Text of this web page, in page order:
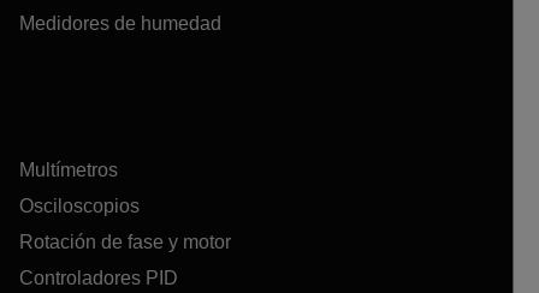
Medidores de humedad
Multímetros
Osciloscopios
Rotación de fase y motor
Controladores PID